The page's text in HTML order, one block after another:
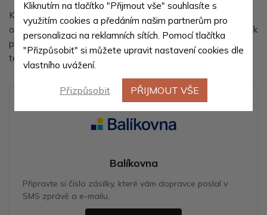
Kde je můj balíček právě teď? Pokud jsme již vaši
objednávku expedovali, můžete sledovat, kde se váš balíček
právě nachází. U některých dopravců také můžete upravit
termín nebo místo doručení.
Balíkovna
Připravte si číslo zásilky, které vám dopravce poslal v
SMS zprávě a e-mailu.
Kliknutím na tlačítko "Přijmout vše" souhlasíte s
využitím cookies a předáním našim partnerům pro
personalizaci na reklamních sítích. Pomocí tlačítka
"Přizpůsobit" si můžete upravit nastavení cookies dle
vlastního uvážení.
Přizpůsobit PŘIJMOUT VŠE